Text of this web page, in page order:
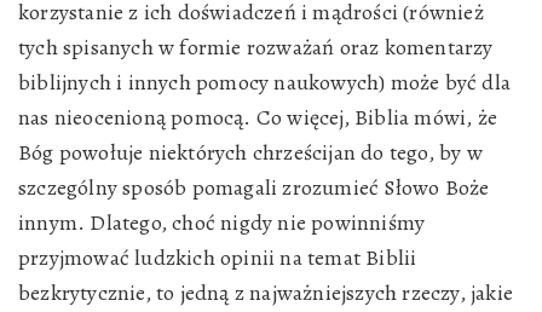
korzystanie z ich doświadczeń i mądrości (również
tych spisanych w formie rozważań oraz komentarzy
biblijnych i innych pomocy naukowych) może być dla
nas nieocenioną pomocą. Co więcej, Biblia mówi, że
Bóg powołuje niektórych chrześcijan do tego, by w
szczególny sposób pomagali zrozumieć Słowo Boże
innym. Dlatego, choć nigdy nie powinniśmy
przyjmować ludzkich opinii na temat Biblii
bezkrytycznie, to jedną z najważniejszych rzeczy, jakie